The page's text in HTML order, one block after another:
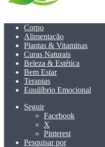
Corpo
Alimentação
Plantas & Vitaminas
Curas Naturais
Beleza & Estética
Bem Estar
Terapias
Equilíbrio Emocional
Seguir
Facebook
X
Pinterest
Pesquisar por